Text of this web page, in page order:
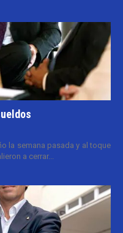
la semana pasada y al toque
a cerrar...